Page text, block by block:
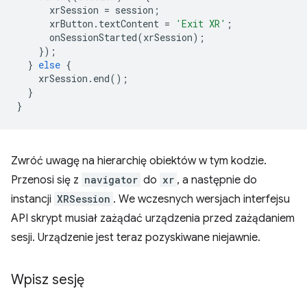
xrSession = session ;
xrButton . textContent = 'Exit XR' ;
onSessionStarted(xrSession);
});
} else {
xrSession . end();
}
}
Zwróć uwagę na hierarchię obiektów w tym kodzie.
Przenosi się z navigator do xr , a następnie do
instancji XRSession . We wczesnych wersjach interfejsu
API skrypt musiał zażądać urządzenia przed zażądaniem
sesji. Urządzenie jest teraz pozyskiwane niejawnie.
Wpisz sesję